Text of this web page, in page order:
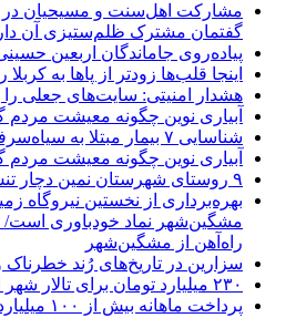
مشارکت اهل‌سنت و مسیحیان در
گفتمان مشترک ظلم‌ستیزی آن
پیاده‌روی جاماندگان اربعین
اینجا قلب‌ها زودتر از پاها به کربلا
هشدار امنیتی: سایت‌های جعلی را
آبیاری نوین چگونه معیشت
شناسایی ۷ بیمار مبتلا به سیاه‌سرفه در اردبیل
آبیاری نوین چگونه معیشت
۹ روستای شهرستان نمین دچار تنش آبی هستند
بهره‌برداری از نخستین نیروگاه
مشگین‌شهر نماد خودباوری است/
راه‌آهن از مشگین‌شهر
سزارین در تاریخ‌های رُند
۲۳۰ میلیارد تومان برای تالار شهر اردبیل تأمین شد
پرداخت